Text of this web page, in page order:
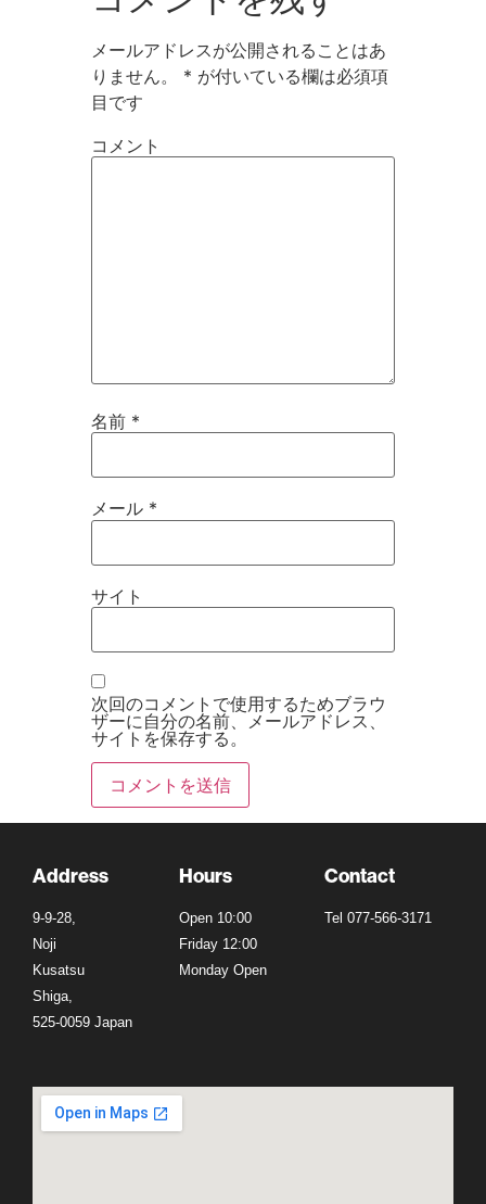
メールアドレスが公開されることはあ
りません。
* が付いている欄は必須項
目です
コメント
名前 *
メール *
サイト
次回のコメントで使用するためブラウ
ザーに自分の名前、メールアドレス、
サイトを保存する。
Address
9-9-28,
Noji
Kusatsu
Shiga,
525-0059 Japan
Hours
Open 10:00
Friday 12:00
Monday Open
Contact
Tel 077-566-3171